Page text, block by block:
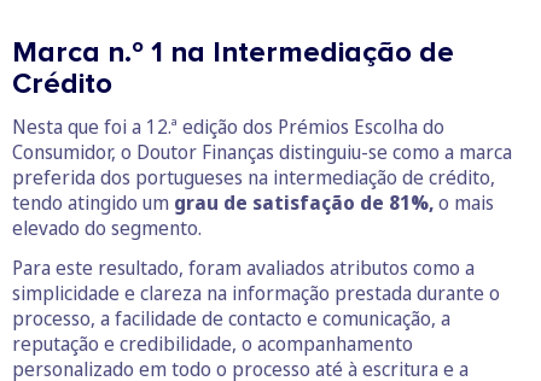
Marca n.º 1 na Intermediação de
Crédito
Nesta que foi a 12.ª edição dos Prémios Escolha do
Consumidor, o Doutor Finanças distinguiu-se como a marca
preferida dos portugueses na intermediação de crédito,
tendo atingido um grau de satisfação de 81%,o mais
elevado do segmento.
Para este resultado, foram avaliados atributos como a
simplicidade e clareza na informação prestada durante o
processo, a facilidade de contacto e comunicação, a
reputação e credibilidade, o acompanhamento
personalizado em todo o processo até à escritura e a